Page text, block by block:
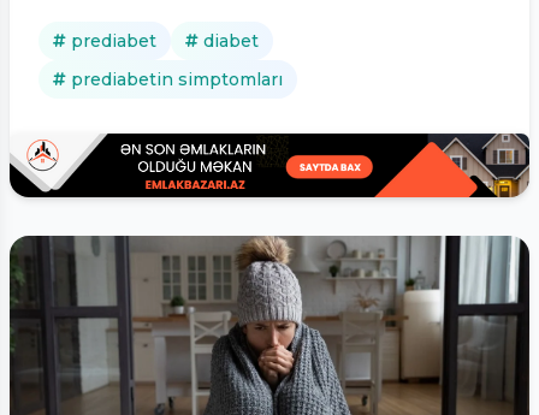
prediabet
diabet
prediabetin simptomları